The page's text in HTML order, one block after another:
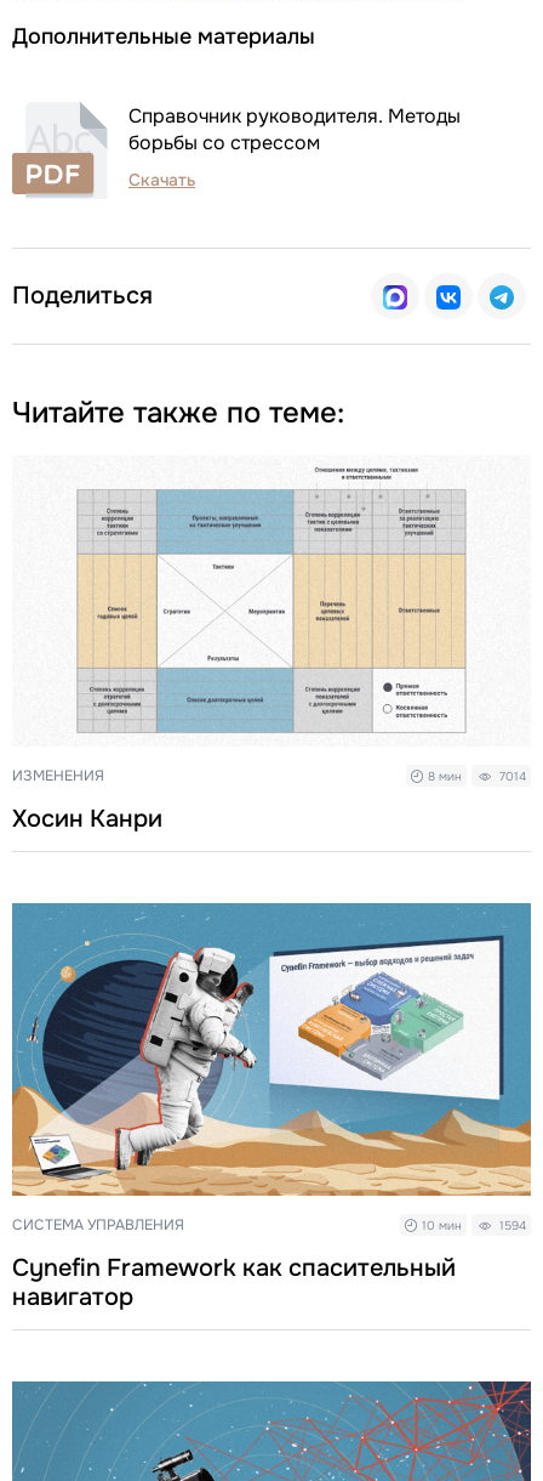
Дополнительные материалы
Справочник руководителя. Методы
борьбы со стрессом
Скачать
Поделиться
Читайте также по теме:
ИЗМЕНЕНИЯ 8 мин 7014
Хосин Канри
СИСТЕМА УПРАВЛЕНИЯ 10 мин 1594
Cynefin Framework как спасительный
навигатор